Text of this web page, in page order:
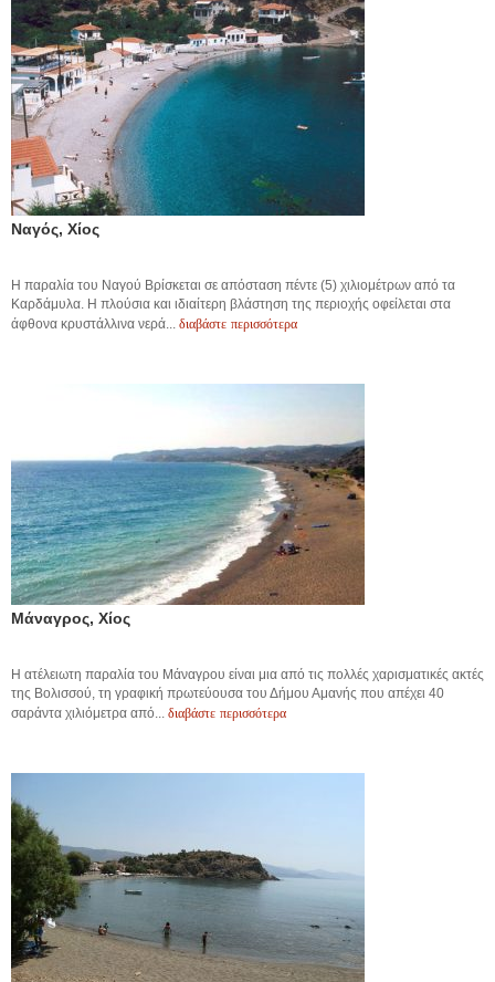
Ναγός, Χίος
Η παραλία του Ναγού Βρίσκεται σε απόσταση πέντε (5) χιλιομέτρων από τα
Καρδάμυλα. Η πλούσια και ιδιαίτερη βλάστηση της περιοχής οφείλεται στα
άφθονα κρυστάλλινα νερά... διαβάστε περισσότερα
Μάναγρος, Χίος
Η ατέλειωτη παραλία του Μάναγρου είναι μια από τις πολλές χαρισματικές ακτές
της Βολισσού, τη γραφική πρωτεύουσα του Δήμου Αμανής που απέχει 40
σαράντα χιλιόμετρα από... διαβάστε περισσότερα